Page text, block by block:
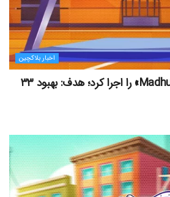
اخبار بلاکچین
پالیگان هاردفورک «Madhugiri» را اجرا کرد؛ هدف:‌ بهبود ۳۳